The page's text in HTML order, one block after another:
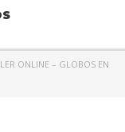
ONLINE – GLOBOS EN